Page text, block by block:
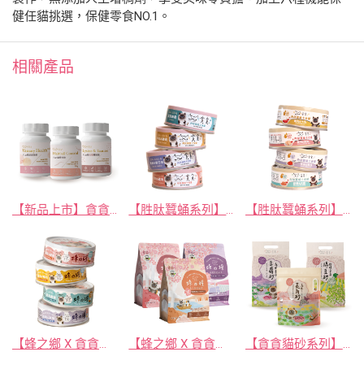
健任貓挑選，保健零食NO.1。
相關產品
【新品上市】貪貪FUN桑營養保健品 【胜肽蠶蛹系列】肉泥機能主食罐 【胜肽蠶蛹系列】肉絲機能主食罐
【蜂之鄉 X 貪貪】超肉泥機能主食罐 【蜂之鄉 X 貪貪】蜂之糧-低敏無穀凍乾鮮肉糧 【貪貪貓砂系列】烏金菱角豆腐砂/輕植桑茶綿豆砂/烏金礦砂